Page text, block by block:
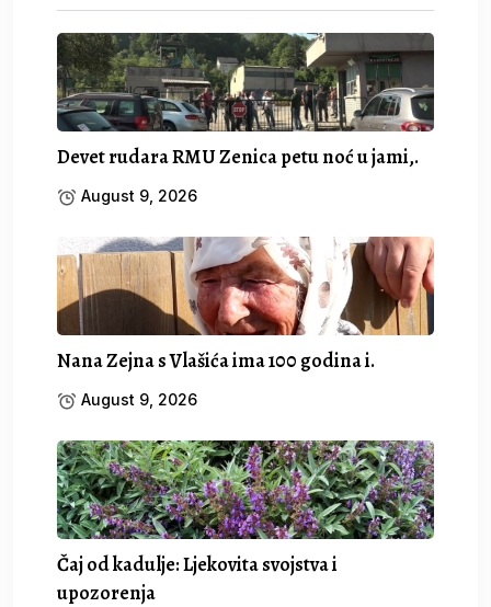
Devet rudara RMU Zenica petu noć u jami,.
August 9, 2026
Nana Zejna s Vlašića ima 100 godina i.
August 9, 2026
Čaj od kadulje: Ljekovita svojstva i
upozorenja